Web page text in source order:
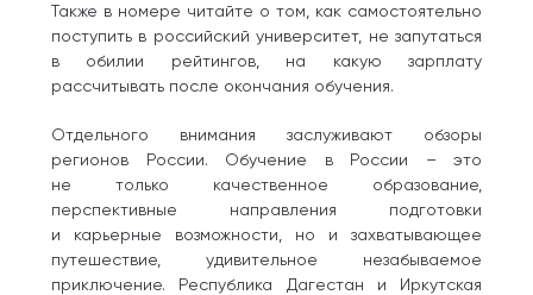
Также в номере читайте о том, как самостоятельно
поступить в российский университет, не запутаться
в обилии рейтингов, на какую зарплату
рассчитывать после окончания обучения.
Отдельного внимания заслуживают обзоры
регионов России. Обучение в России – это
не только качественное образование,
перспективные направления подготовки
и карьерные возможности, но и захватывающее
путешествие, удивительное незабываемое
приключение. Республика Дагестан и Иркутская